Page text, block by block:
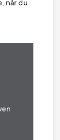
når du